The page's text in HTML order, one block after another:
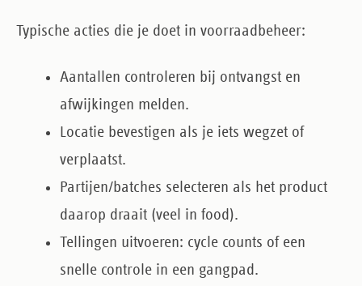
Typische acties die je doet in voorraadbeheer:
Aantallen controleren bij ontvangst en
afwijkingen melden.
Locatie bevestigen als je iets wegzet of
verplaatst.
Partijen/batches selecteren als het product
daarop draait (veel in food).
Tellingen uitvoeren: cycle counts of een
snelle controle in een gangpad.